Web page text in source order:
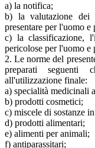
a) la notifica;
b) la valutazione dei
presentare per l'uomo e
c) la classificazione,
pericolose per l'uomo e
2. Le norme del
preparati seguenti
all'utilizzazione finale:
a) specialità medicinali
b) prodotti cosmetici;
c) miscele di sostanze
d) prodotti alimentari;
e) alimenti per animali;
f) antiparassitari;